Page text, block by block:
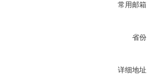
常用邮箱
省份
详细地址